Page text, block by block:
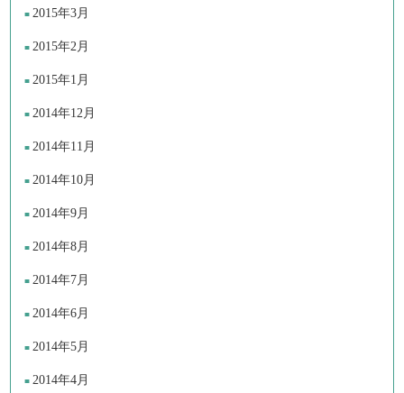
2015年3月
2015年2月
2015年1月
2014年12月
2014年11月
2014年10月
2014年9月
2014年8月
2014年7月
2014年6月
2014年5月
2014年4月